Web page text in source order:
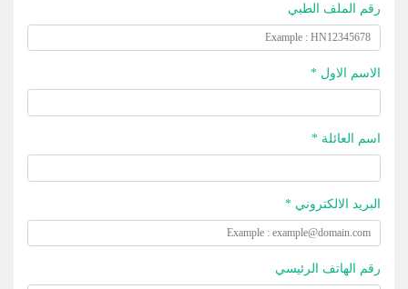
رقم الملف الطبي
الاسم الاول *
اسم العائلة *
البريد الالكتروني *
رقم الهاتف الرئيسي